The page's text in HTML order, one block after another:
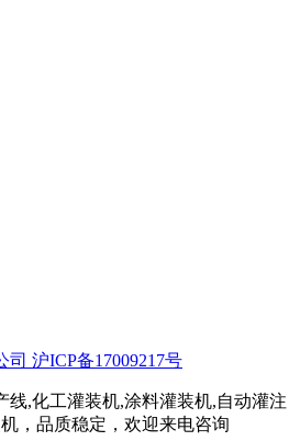
司 沪ICP备17009217号
线,化工灌装机,涂料灌装机,自动灌注
，品质稳定，欢迎来电咨询